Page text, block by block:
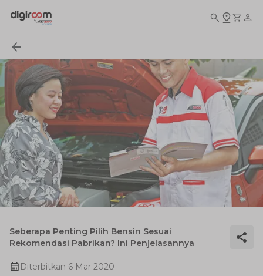
Seberapa Penting Pilih Bensin Sesuai
Rekomendasi Pabrikan? Ini Penjelasannya
Diterbitkan 6 Mar 2020